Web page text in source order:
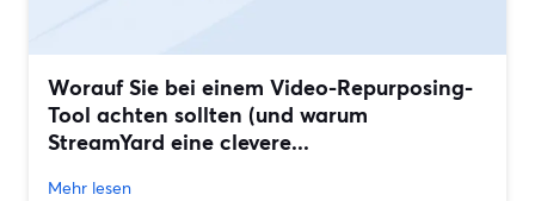
Worauf Sie bei einem Video-Repurposing-
Tool achten sollten (und warum
StreamYard eine clevere...
Mehr lesen